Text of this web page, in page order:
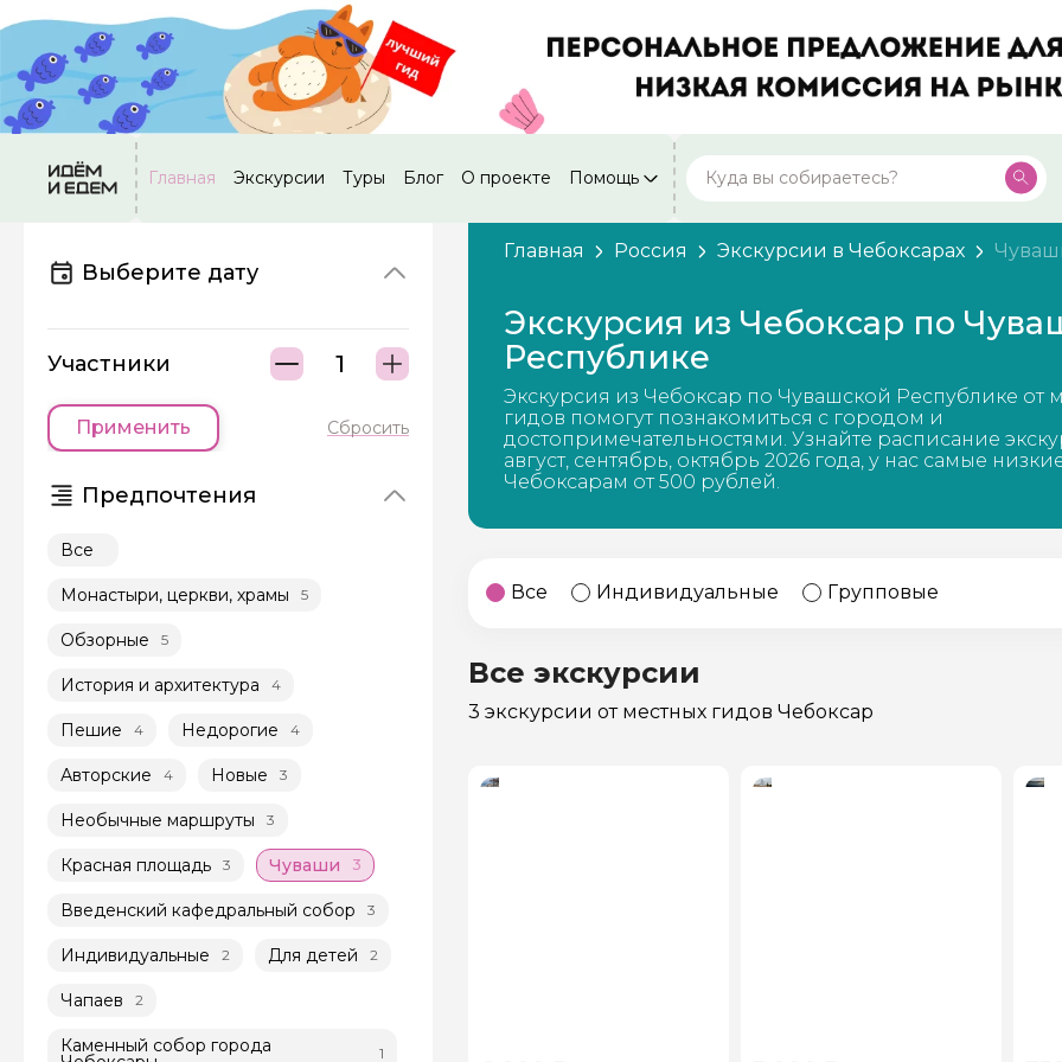
Главная Экскурсии Туры Блог О проекте Помощь
Москва
Россия
Калининград
Россия
Кисловодск
Россия
20 экскурсий
Дербент 17 экскурсий
Посмотреть все города
Выберите дату
Участники
Применить Сбросить
Предпочтения
Все
Монастыри, церкви, храмы 5
Обзорные 5
История и архитектура 4
Пешие 4 Недорогие 4
Авторские 4 Новые 3
Необычные маршруты 3
Красная площадь 3 Чуваши 3
Введенский кафедральный собор 3
Индивидуальные 2 Для детей 2
Чапаев 2
Каменный собор города 1
Главная Россия Экскурсии в Чебоксарах
Экскурсия из Чебоксар по
Республике
Экскурсия из Чебоксар по Чувашской Республике от
гидов помогут познакомиться с городом и
достопримечательностями. Узнайте расписание
август, сентябрь, октябрь 2026 года, у нас самые
Чебоксарам от 500 рублей.
Все Индивидуальные Групповые
Все экскурсии
3 экскурсии от местных гидов Чебоксар